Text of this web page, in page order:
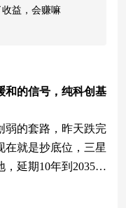
益，会赚嘛
和的信号，纯科创基
弱的套路，昨天跌完
在就是抄底位，三星
延期10年到2035
NAND基地，占它全
落地说明地缘层面